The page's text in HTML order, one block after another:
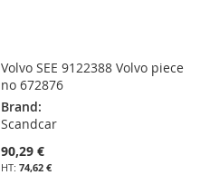
Volvo SEE 9122388 Volvo piece
no 672876
Brand:
Scandcar
90,29 €
74,62 €